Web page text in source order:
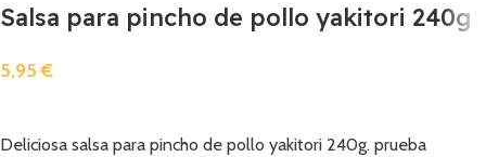
Salsa para pincho de pollo yakitori 240g
5,95€
Deliciosa salsa para pincho de pollo yakitori 240g. prueba